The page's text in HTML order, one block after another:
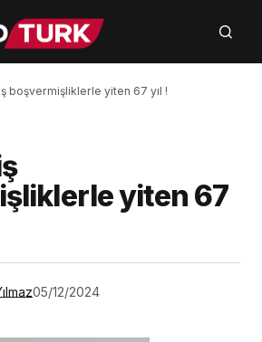
boşvermişliklerle yiten 67 yıl !
yiten 67
05/12/2024